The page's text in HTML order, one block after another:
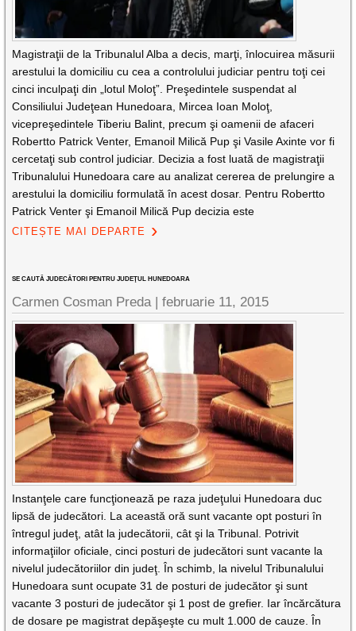
Magistraţii de la Tribunalul Alba a decis, marţi, înlocuirea măsurii
arestului la domiciliu cu cea a controlului judiciar pentru toţi cei
cinci inculpaţi din „lotul Moloţ”. Preşedintele suspendat al
Consiliului Judeţean Hunedoara, Mircea Ioan Moloţ,
vicepreşedintele Tiberiu Balint, precum şi oamenii de afaceri
Robertto Patrick Venter, Emanoil Milică Pup şi Vasile Axinte vor fi
cercetaţi sub control judiciar. Decizia a fost luată de magistraţii
Tribunalului Hunedoara care au analizat cererea de prelungire a
arestului la domiciliu formulată în acest dosar. Pentru Robertto
Patrick Venter şi Emanoil Milică Pup decizia este
CITEȘTE MAI DEPARTE
SE CAUTĂ JUDECĂTORI PENTRU JUDEŢUL HUNEDOARA
Carmen Cosman Preda |februarie 11, 2015
Instanţele care funcţionează pe raza judeţului Hunedoara duc
lipsă de judecători. La această oră sunt vacante opt posturi în
întregul judeţ, atât la judecătorii, cât şi la Tribunal. Potrivit
informaţiilor oficiale, cinci posturi de judecători sunt vacante la
nivelul judecătoriilor din judeţ. În schimb, la nivelul Tribunalului
Hunedoara sunt ocupate 31 de posturi de judecător şi sunt
vacante 3 posturi de judecător şi 1 post de grefier. Iar încărcătura
de dosare pe magistrat depăşeşte cu mult 1.000 de cauze. În